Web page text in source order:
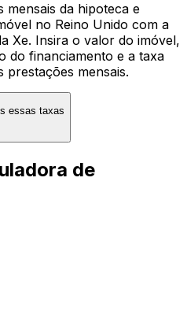
mensais da hipoteca e
no Reino Unido com a
Xe. Insira o valor do imóvel,
do financiamento e a taxa
mensais.
essas taxas
de